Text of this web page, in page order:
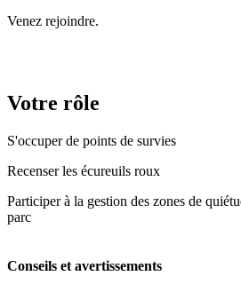
Venez rejoindre.
Votre rôle
S'occuper de points de survies
Recenser les écureuils roux
Participer à la gestion des zones de
parc
Conseils et avertissements